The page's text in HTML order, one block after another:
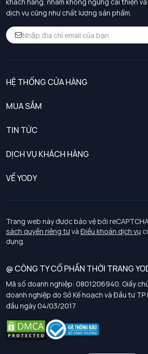
khách hàng, nhằm không ngừng cải thiện
dịch vụ cũng như chất lượng sản phẩm.
HỆ THỐNG CỬA HÀNG
MUA SẮM
TIN TỨC
DỊCH VỤ KHÁCH HÀNG
Chính sách khách hàng thân thiết
Chính sách bảo vệ dữ liệu cá nhân
Chính sách thanh toán, giao nhận
Chính sách chất lượng và an toàn sức khoẻ
Chính sách đơn đồng phục
Hướng dẫn chọn kích thước
VỀ YODY
Tuyển dụng
Trang web này được bảo vệ bởi
sách quyền riêng tưvà Điều khoản dịch vụ
dụng.
@ CÔNG TY CỔ PHẦN THỜI TRANG
Mã số doanh nghiệp: 0801206940. Giấy
doanh nghiệp do Sở Kế hoạch và Đầu tư TP
đầu ngày 04/03/2017